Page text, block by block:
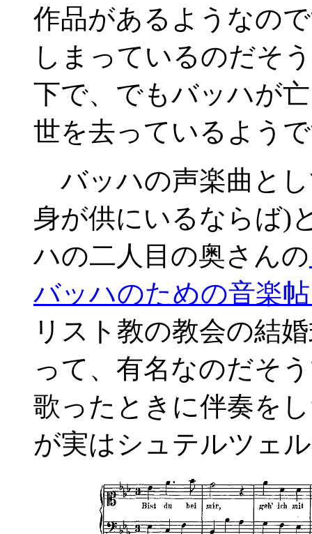
作品があるようなの
しまっているのだそ
下で、でもバッハが
世を去っているよう
バッハの声楽曲とし
身が供にいるならば)
ハの二人目の奥さんの
バッハのための音楽
リスト教の教会の結
って、有名なのだそ
歌ったときに伴奏を
が実はシュテルツェ